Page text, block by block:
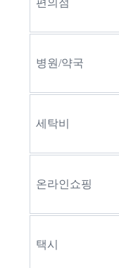
편의점
병원/약국
세탁비
온라인쇼핑
택시